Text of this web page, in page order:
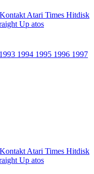
Atari Times Hitdisk
Up atos
1993 1994 1995 1996 1997
Atari Times Hitdisk
Up atos